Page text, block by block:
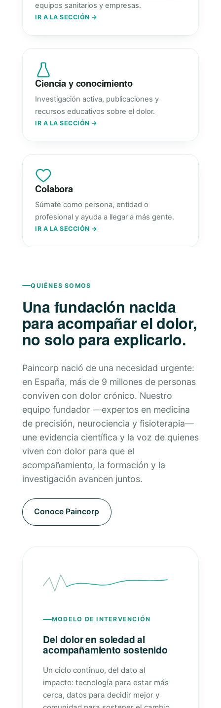
equipos sanitarios y empresas.
IR A LA SECCIÓN →
Ciencia y conocimiento
Investigación activa, publicaciones y
recursos educativos sobre el dolor.
IR A LA SECCIÓN →
Colabora
Súmate como persona, entidad o
profesional y ayuda a llegar a más gente.
IR A LA SECCIÓN →
QUIÉNES SOMOS
Una fundación nacida
para acompañar el dolor,
no solo para explicarlo.
Paincorp nació de una necesidad urgente:
en España, más de 9 millones de personas
conviven con dolor crónico. Nuestro
equipo fundador —expertos en medicina
de precisión, neurociencia y fisioterapia—
une evidencia científica y la voz de quienes
viven con dolor para que el
acompañamiento, la formación y la
investigación avancen juntos.
Conoce Paincorp
MODELO DE INTERVENCIÓN
Del dolor en soledad al
acompañamiento sostenido
Un ciclo continuo, del dato al
impacto: tecnología para estar más
cerca, datos para decidir mejor y